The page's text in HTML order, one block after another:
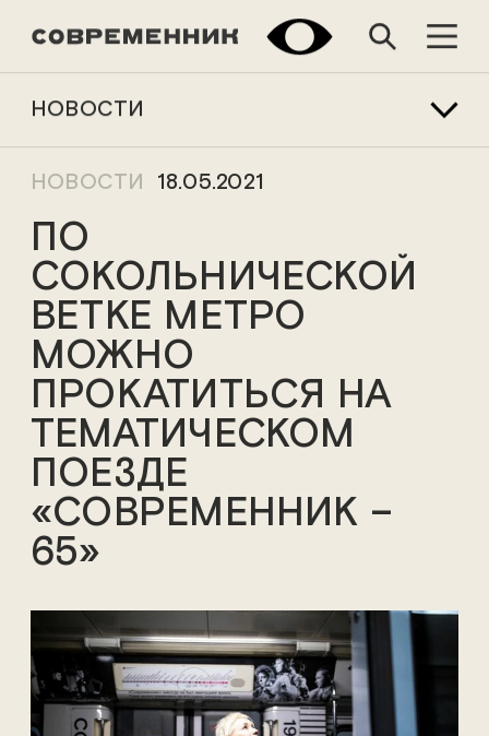
НОВОСТИ
НОВОСТИ 18.05.2021
ПО
СОКОЛЬНИЧЕСКОЙ
ВЕТКЕ МЕТРО
МОЖНО
ПРОКАТИТЬСЯ НА
ТЕМАТИЧЕСКОМ
ПОЕЗДЕ
«СОВРЕМЕННИК –
65»